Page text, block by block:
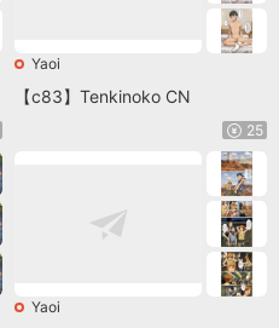
Yaoi
【c83】Tenkinoko CN
25
Yaoi